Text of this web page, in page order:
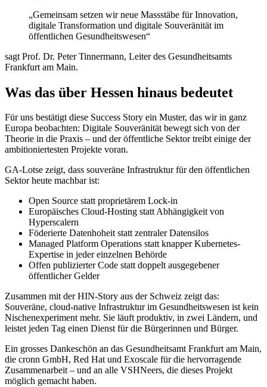
„Gemeinsam setzen wir neue Massstäbe für Innovation,
digitale Transformation und digitale Souveränität im
öffentlichen Gesundheitswesen“
sagt Prof. Dr. Peter Tinnermann, Leiter des Gesundheitsamts
Frankfurt am Main.
Was das über Hessen hinaus bedeutet
Für uns bestätigt diese Success Story ein Muster, das wir in ganz
Europa beobachten: Digitale Souveränität bewegt sich von der
Theorie in die Praxis – und der öffentliche Sektor treibt einige der
ambitioniertesten Projekte voran.
GA-Lotse zeigt, dass souveräne Infrastruktur für den öffentlichen
Sektor heute machbar ist:
Open Source statt proprietärem Lock-in
Europäisches Cloud-Hosting statt Abhängigkeit von
Hyperscalern
Föderierte Datenhoheit statt zentraler Datensilos
Managed Platform Operations statt knapper Kubernetes-
Expertise in jeder einzelnen Behörde
Offen publizierter Code statt doppelt ausgegebener
öffentlicher Gelder
Zusammen mit der HIN-Story aus der Schweiz zeigt das:
Souveräne, cloud-native Infrastruktur im Gesundheitswesen ist kein
Nischenexperiment mehr. Sie läuft produktiv, in zwei Ländern, und
leistet jeden Tag einen Dienst für die Bürgerinnen und Bürger.
Ein grosses Dankeschön an das Gesundheitsamt Frankfurt am Main,
die cronn GmbH, Red Hat und Exoscale für die hervorragende
Zusammenarbeit – und an alle VSHNeers, die dieses Projekt
möglich gemacht haben.